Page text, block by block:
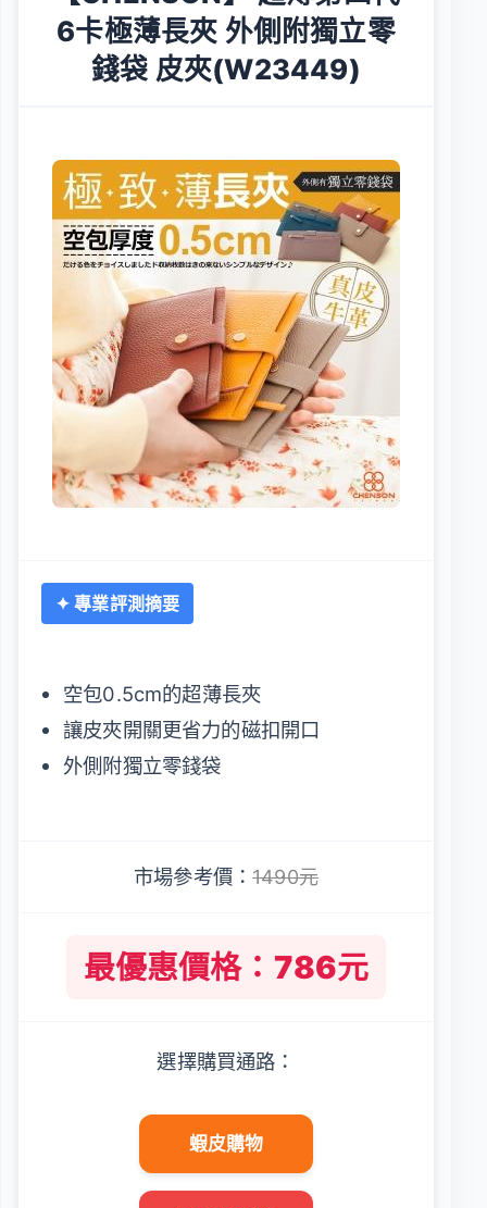
6卡極薄長夾 外側附獨立零
錢袋 皮夾(W23449)
✦ 專業評測摘要
空包0.5cm的超薄長夾
讓皮夾開關更省力的磁扣開口
外側附獨立零錢袋
市場參考價：1490元
最優惠價格：786元
選擇購買通路：
蝦皮購物